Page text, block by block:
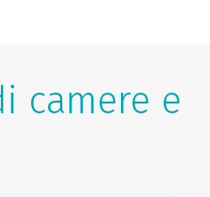
camere e